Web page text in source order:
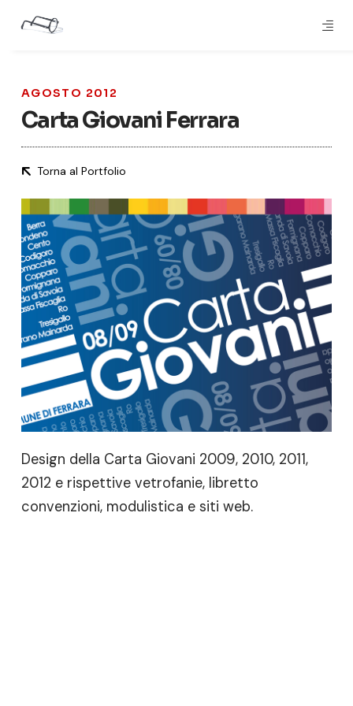
AGOSTO 2012
Carta Giovani Ferrara
Torna al Portfolio
Design della Carta Giovani 2009, 2010, 2011,
2012 e rispettive vetrofanie, libretto
convenzioni, modulistica e siti web.